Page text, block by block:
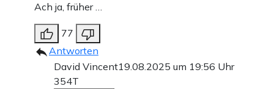
Ach ja, früher …
77
Antworten
David Vincent19.08.2025 um 19:56 Uhr
354T